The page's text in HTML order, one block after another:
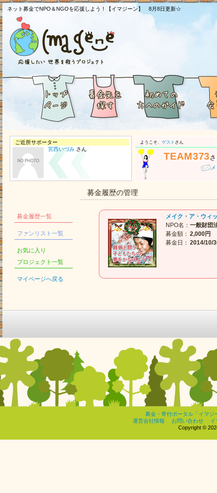
ネット募金でNPO＆NGOを応援しよう！【イマジーン】 8月8日更新☆
ご近所サポーター
宮西いづみ さん
ようこそ、 ゲスト さん
TEAM373
募金履歴一覧
ファンリスト一覧
お気に入り
プロジェクト一覧
マイページへ戻る
募金履歴の管理
メイク・ア・ウィ
NPO名： 一般財団
募金額： 2,000円
募金日： 2014/10/
募金・寄付ポータル「イマジ
運営会社情報
お問い合わせ
イ
Copyright ©